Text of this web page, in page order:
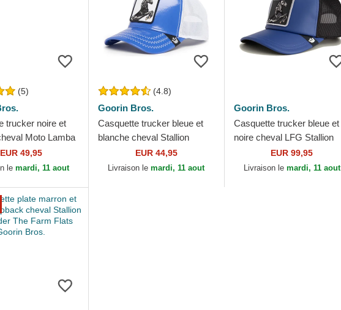
(5)
trucker noire et
Moto Lamba
Farm Goorin Bros.
EUR 49,95
lemardi, 11 aout
(4.8)
Goorin Bros.
Casquette trucker bleue et
blanche cheval Stallion
Horsepower Puff Patent The
Farm Goorin Bros.
EUR 44,95
Livraison lemardi, 11 aout
Goorin Bros.
Casquette trucker bleue et
noire cheval LFG Stallion
Pre-Game Seasonal The
Farm Goorin Bros.
EUR 99,95
Livraison le mardi, 11 aout